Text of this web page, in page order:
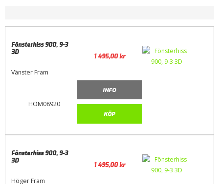
HOM08920
Fönsterhiss 900, 9-3
3D
Vänster Fram
1 495,00kr
INFO
KÖP
Fönsterhiss 900, 9-3
3D
Höger Fram
1 495,00kr